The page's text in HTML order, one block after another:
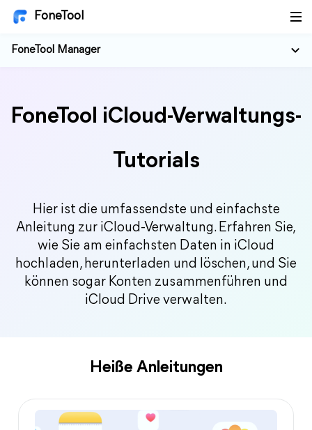
FoneTool
FoneTool Manager
FoneTool iCloud-Verwaltungs-
Tutorials
Hier ist die umfassendste und einfachste
Anleitung zur iCloud-Verwaltung. Erfahren Sie,
wie Sie am einfachsten Daten in iCloud
hochladen, herunterladen und löschen, und Sie
können sogar Konten zusammenführen und
iCloud Drive verwalten.
Heiße Anleitungen